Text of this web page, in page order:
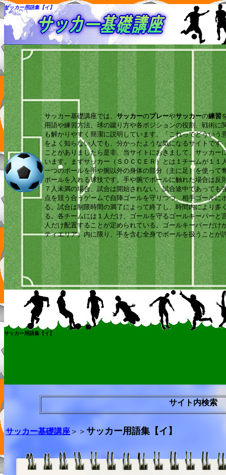
サッカー用語集【イ】
サッカー基礎講座では、 サッカーのプレーやサッカーの練習
用語や練習方法、球の蹴り方や各ポジションの役割、戦術に
も解かりやすく簡潔に説明しています。「これってどうい
をよく知らない人でも、分かったような気になるサイトです
ことがありましたら是非、当サイトにおきまして、サッカー
います。まずサッカー（ＳＯＣＣＥＲ）とは１チームが１１
一つのボールを手や腕以外の身体の部分（主に足）を使って
ボールを入れる球技です。手や腕でボールに触れた場合は反
７人未満の場合、試合は開始されない。試合途中であっても
点を競う合うゲームで自陣ゴールを守りつつ、相手ゴールに
る。試合は制限時間の満了によって終了し、時間内により多
る。各チームには１人だけ、ゴールを守るゴールキーパーと
人だけ配置することが定められている。ゴールキーパーだけ
ティエリア）内に限り、手を含む全身でボールを扱うことが
サッカー用語集【イ】
サイト内検索
サッカー基礎講座 ＞＞ サッカー用語集【イ】